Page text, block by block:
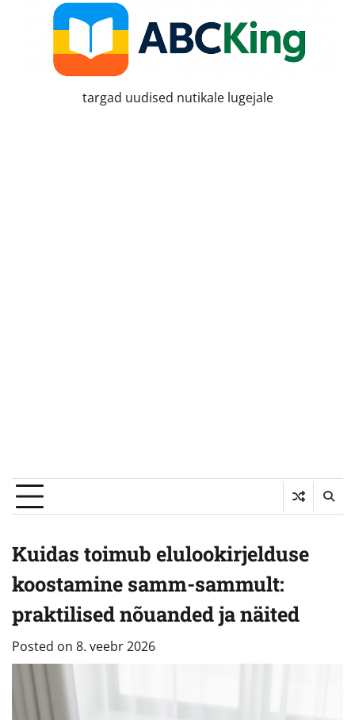
targad uudised nutikale lugejale
Kuidas toimub elulookirjelduse
koostamine samm-sammult:
praktilised nõuanded ja näited
Posted on 8. veebr 2026